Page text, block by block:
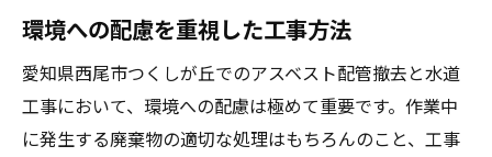
環境への配慮を重視した工事方法
愛知県西尾市つくしが丘でのアスベスト配管撤去と水道
工事において、環境への配慮は極めて重要です。作業中
に発生する廃棄物の適切な処理はもちろんのこと、工事